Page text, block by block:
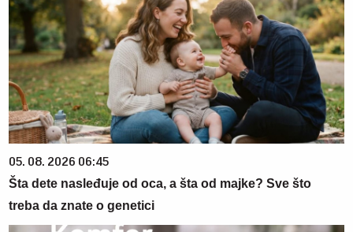
05. 08. 2026 06:45
Šta dete nasleđuje od oca, a šta od majke? Sve što
treba da znate o genetici